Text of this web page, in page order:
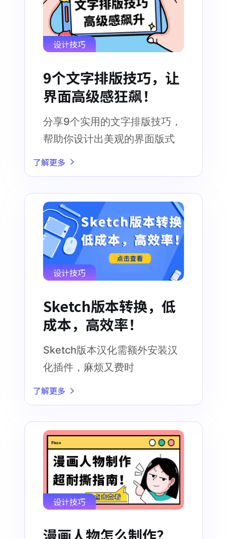
设计技巧
9个文字排版技巧，让
界面高级感狂飙！
分享9个实用的文字排版技巧，
帮助你设计出美观的界面版式
了解更多
设计技巧
Sketch版本转换，低
成本，高效率！
Sketch版本汉化需额外安装汉
化插件，麻烦又费时
了解更多
设计技巧
漫画人物怎么制作？